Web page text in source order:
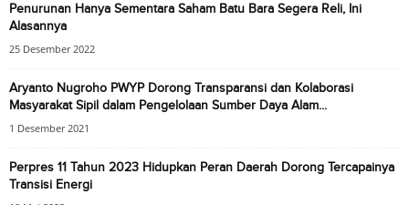
Penurunan Hanya Sementara Saham Batu Bara Segera Reli, Ini
Alasannya
25 Desember 2022
Aryanto Nugroho PWYP Dorong Transparansi dan Kolaborasi
Masyarakat Sipil dalam Pengelolaan Sumber Daya Alam...
1 Desember 2021
Perpres 11 Tahun 2023 Hidupkan Peran Daerah Dorong Tercapainya
Transisi Energi